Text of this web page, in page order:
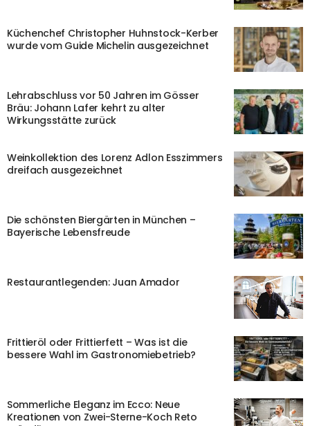
Küchenchef Christopher Huhnstock-Kerber
wurde vom Guide Michelin ausgezeichnet
Lehrabschluss vor 50 Jahren im Gösser
Bräu: Johann Lafer kehrt zu alter
Wirkungsstätte zurück
Weinkollektion des Lorenz Adlon Esszimmers
dreifach ausgezeichnet
Die schönsten Biergärten in München –
Bayerische Lebensfreude
Restaurantlegenden: Juan Amador
Frittieröl oder Frittierfett – Was ist die
bessere Wahl im Gastronomiebetrieb?
Sommerliche Eleganz im Ecco: Neue
Kreationen von Zwei-Sterne-Koch Reto